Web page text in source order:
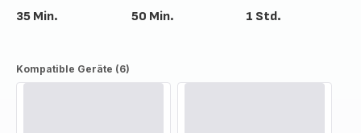
35 Min. 50 Min. 1 Std.
Kompatible Geräte (6)